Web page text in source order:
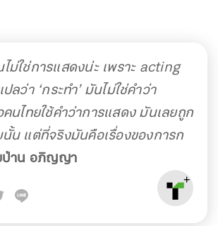
ม่ใช่การแสดงน่ะ เพราะ acting
ว่า ‘กระทำ’ มันไม่ใช่คำว่า
คนไทยใช้คำว่าการแสดง มันเลยถูก
น แต่ที่จริงมันคือเรื่องของการก
ป่าน อภิญญา